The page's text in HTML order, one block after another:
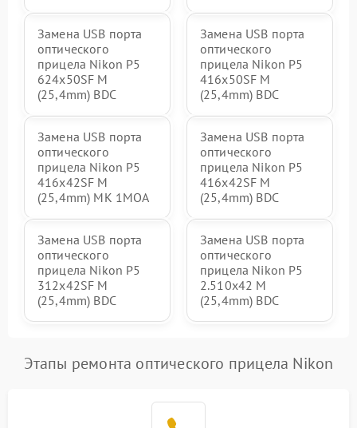
Замена USB порта
оптического
прицела Nikon P5
624x50SF M
(25,4mm) BDC
Замена USB порта
оптического
прицела Nikon P5
416x50SF M
(25,4mm) BDC
Замена USB порта
оптического
прицела Nikon P5
416x42SF M
(25,4mm) MK 1MOA
Замена USB порта
оптического
прицела Nikon P5
416x42SF M
(25,4mm) BDC
Замена USB порта
оптического
прицела Nikon P5
312x42SF M
(25,4mm) BDC
Замена USB порта
оптического
прицела Nikon P5
2.510x42 M
(25,4mm) BDC
Этапы ремонта оптического прицела Nikon